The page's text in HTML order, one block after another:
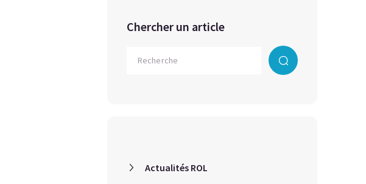
Chercher un article
Actualités ROL